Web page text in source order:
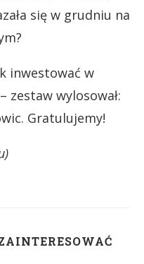
się w grudniu na
inwestować w
zestaw wylosował:
Gratulujemy!